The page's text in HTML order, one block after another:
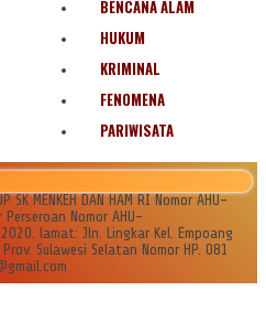
BENCANA ALAM
HUKUM
KRIMINAL
FENOMENA
PARIWISATA
SK MENKEH DAN HAM RI Nomor AHU-
Nomor AHU-
lamat: Jln. Lingkar Kel. Empoang
Sulawesi Selatan Nomor HP. 081